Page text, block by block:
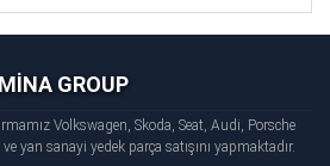
MİNA GROUP
Volkswagen, Skoda, Seat, Audi, Porsche
yan sanayi yedek parça satışını yapmaktadır.